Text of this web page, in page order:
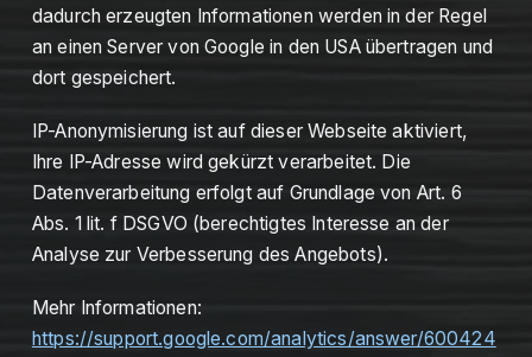
dadurch erzeugten Informationen werden in der Regel
an einen Server von Google in den USA übertragen und
dort gespeichert.
IP-Anonymisierung ist auf dieser Webseite aktiviert,
Ihre IP-Adresse wird gekürzt verarbeitet. Die
Datenverarbeitung erfolgt auf Grundlage von Art. 6
Abs. 1 lit. f DSGVO (berechtigtes Interesse an der
Analyse zur Verbesserung des Angebots).
Mehr Informationen:
https://support.google.com/analytics/answer/600424